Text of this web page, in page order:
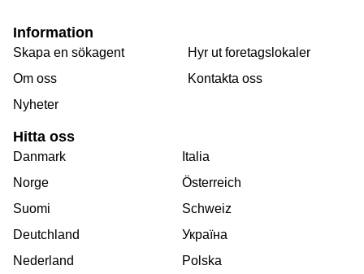
Information
Skapa en sökagent
Om oss
Nyheter
Hyr ut foretagslokaler
Kontakta oss
Hitta oss
Danmark
Norge
Suomi
Deutchland
Nederland
Italia
Österreich
Schweiz
Україна
Polska